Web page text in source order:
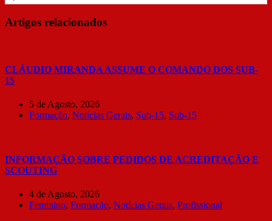
Artigos relacionados
CLÁUDIO MIRANDA ASSUME O COMANDO DOS SUB-
15
5 de Agosto, 2026
Formação, Notícias Gerais, Sub-15, Sub-15
INFORMAÇÃO SOBRE PEDIDOS DE ACREDITAÇÃO E
SCOUTING
4 de Agosto, 2026
Feminino, Formação, Notícias Gerais, Profissional